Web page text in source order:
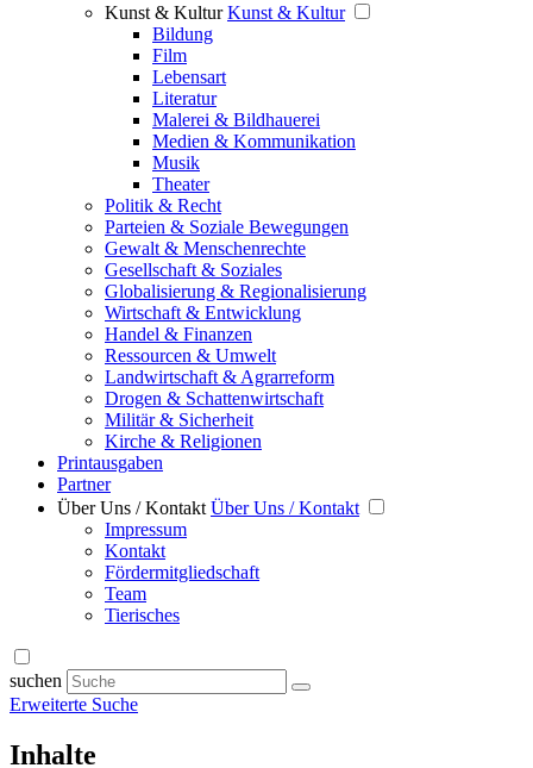
Kunst & Kultur Kunst & Kultur
Bildung
Film
Lebensart
Literatur
Malerei & Bildhauerei
Medien & Kommunikation
Musik
Theater
Politik & Recht
Parteien & Soziale Bewegungen
Gewalt & Menschenrechte
Gesellschaft & Soziales
Globalisierung & Regionalisierung
Wirtschaft & Entwicklung
Handel & Finanzen
Ressourcen & Umwelt
Landwirtschaft & Agrarreform
Drogen & Schattenwirtschaft
Militär & Sicherheit
Kirche & Religionen
Printausgaben
Partner
Über Uns / Kontakt Über Uns / Kontakt
Impressum
Kontakt
Fördermitgliedschaft
Team
Tierisches
suchen
Erweiterte Suche
Inhalte